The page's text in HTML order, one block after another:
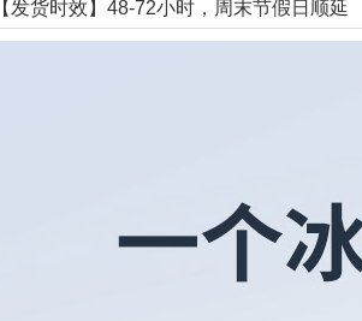
【发货时效】48-72小时，周末节假日顺延